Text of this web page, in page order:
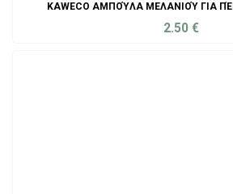
KAWECO ΑΜΠΟΎΛΑ ΜΕΛΑΝΙΟΎ ΓΙΑ
2.50 €